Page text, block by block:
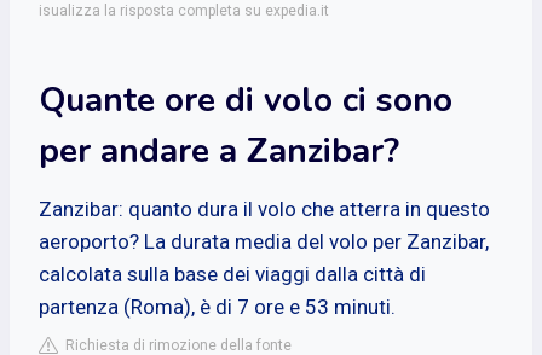
isualizza la risposta completa su expedia.it
Quante ore di volo ci sono
per andare a Zanzibar?
Zanzibar: quanto dura il volo che atterra in questo
aeroporto? La durata media del volo per Zanzibar,
calcolata sulla base dei viaggi dalla città di
partenza (Roma), è di 7 ore e 53 minuti.
Richiesta di rimozione della fonte